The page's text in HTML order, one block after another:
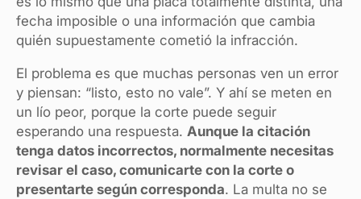
fecha imposible o una información que cambia
quién supuestamente cometió la infracción.
El problema es que muchas personas ven un error
y piensan: “listo, esto no vale”. Y ahí se meten en
un lío peor, porque la corte puede seguir
esperando una respuesta. Aunque la citación
tenga datos incorrectos, normalmente necesitas
revisar el caso, comunicarte con la corte o
presentarte según corresponda. La multa no se